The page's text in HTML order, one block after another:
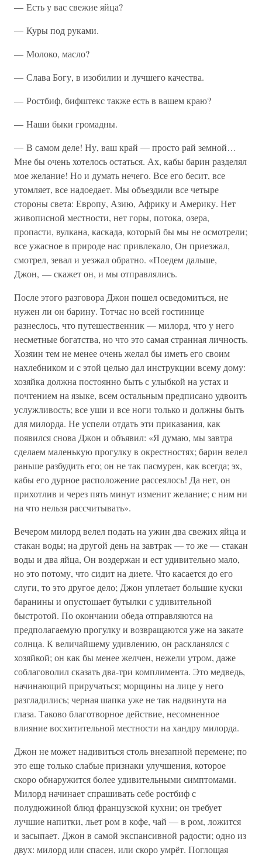
— Есть у вас свежие яйца?
— Куры под руками.
— Молоко, масло?
— Слава Богу, в изобилии и лучшего качества.
— Ростбиф, бифштекс также есть в вашем краю?
— Наши быки громадны.
— В самом деле! Ну, ваш край — просто рай земной…
Мне бы очень хотелось остаться. Ах, кабы барин разделял
мое желание! Но и думать нечего. Все его бесит, все
утомляет, все надоедает. Мы объездили все четыре
стороны света: Европу, Азию, Африку и Америку. Нет
живописной местности, нет горы, потока, озера,
пропасти, вулкана, каскада, который бы мы не осмотрели;
все ужасное в природе нас привлекало, Он приезжал,
смотрел, зевал и уезжал обратно. «Поедем дальше,
Джон, — скажет он, и мы отправлялись.
После этого разговора Джон пошел осведомиться, не
нужен ли он барину. Тотчас но всей гостинице
разнеслось, что путешественник — милорд, что у него
несметные богатства, но что это самая странная личность.
Хозяин тем не менее очень желал бы иметь его своим
нахлебником и с этой целью дал инструкции всему дому:
хозяйка должна постоянно быть с улыбкой на устах и
почтением на языке, всем остальным предписано удвоить
услужливость; все уши и все ноги только и должны быть
для милорда. Не успели отдать эти приказания, как
появился снова Джон и объявил: «Я думаю, мы завтра
сделаем маленькую прогулку в окрестностях; барин велел
раньше разбудить его; он не так пасмурен, как всегда; эх,
кабы его дурное расположение рассеялось! Да нет, он
прихотлив и через пять минут изменит желание; с ним ни
на что нельзя рассчитывать».
Вечером милорд велел подать на ужин два свежих яйца и
стакан воды; на другой день на завтрак — то же — стакан
воды и два яйца, Он воздержан и ест удивительно мало,
но это потому, что сидит на диете. Что касается до его
слуги, то это другое дело; Джон уплетает большие куски
баранины и опустошает бутылки с удивительной
быстротой. По окончании обеда отправляются на
предполагаемую прогулку и возвращаются уже на закате
солнца. К величайшему удивлению, он раскланялся с
хозяйкой; он как бы менее желчен, нежели утром, даже
соблаговолил сказать два-три комплимента. Это медведь,
начинающий приручаться; морщины на лице у него
разгладились; черная шапка уже не так надвинута на
глаза. Таково благотворное действие, несомненное
влияние восхитительной местности на хандру милорда.
Джон не может надивиться столь внезапной перемене; по
это еще только слабые признаки улучшения, которое
скоро обнаружится более удивительными симптомами.
Милорд начинает спрашивать себе ростбиф с
полудюжиной блюд французской кухни; он требует
лучшие напитки, льет ром в кофе, чай — в ром, ложится
и засыпает. Джон в самой экспансивной радости; одно из
двух: милорд или спасен, или скоро умрёт. Поглощая